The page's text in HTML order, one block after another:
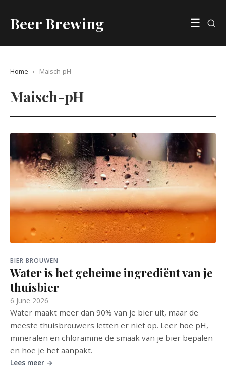
Beer Brewing ☰
Home › Maisch-pH
Maisch-pH
BIER BROUWEN
Water is het geheime ingrediënt van je
thuisbier
6 June 2026
Water maakt meer dan 90% van je bier uit, maar de
meeste thuisbrouwers letten er niet op. Leer hoe pH,
mineralen en chloramine de smaak van je bier bepalen
en hoe je het aanpakt.
Lees meer →